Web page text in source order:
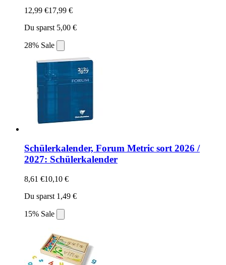
12,99 €17,99 €
Du sparst 5,00 €
28% Sale
Schülerkalender, Forum Metric sort 2026 /
2027: Schülerkalender
8,61 €10,10 €
Du sparst 1,49 €
15% Sale